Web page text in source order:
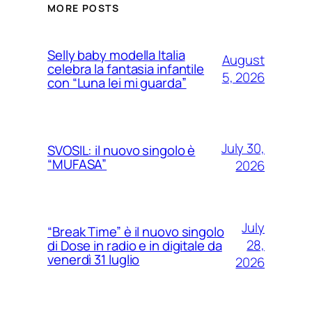
MORE POSTS
Selly baby modella Italia
celebra la fantasia infantile
con “Luna lei mi guarda”
August
5, 2026
SVOSIL: il nuovo singolo è
“MUFASA”
July 30,
2026
“Break Time” è il nuovo singolo
di Dose in radio e in digitale da
venerdì 31 luglio
July
28,
2026